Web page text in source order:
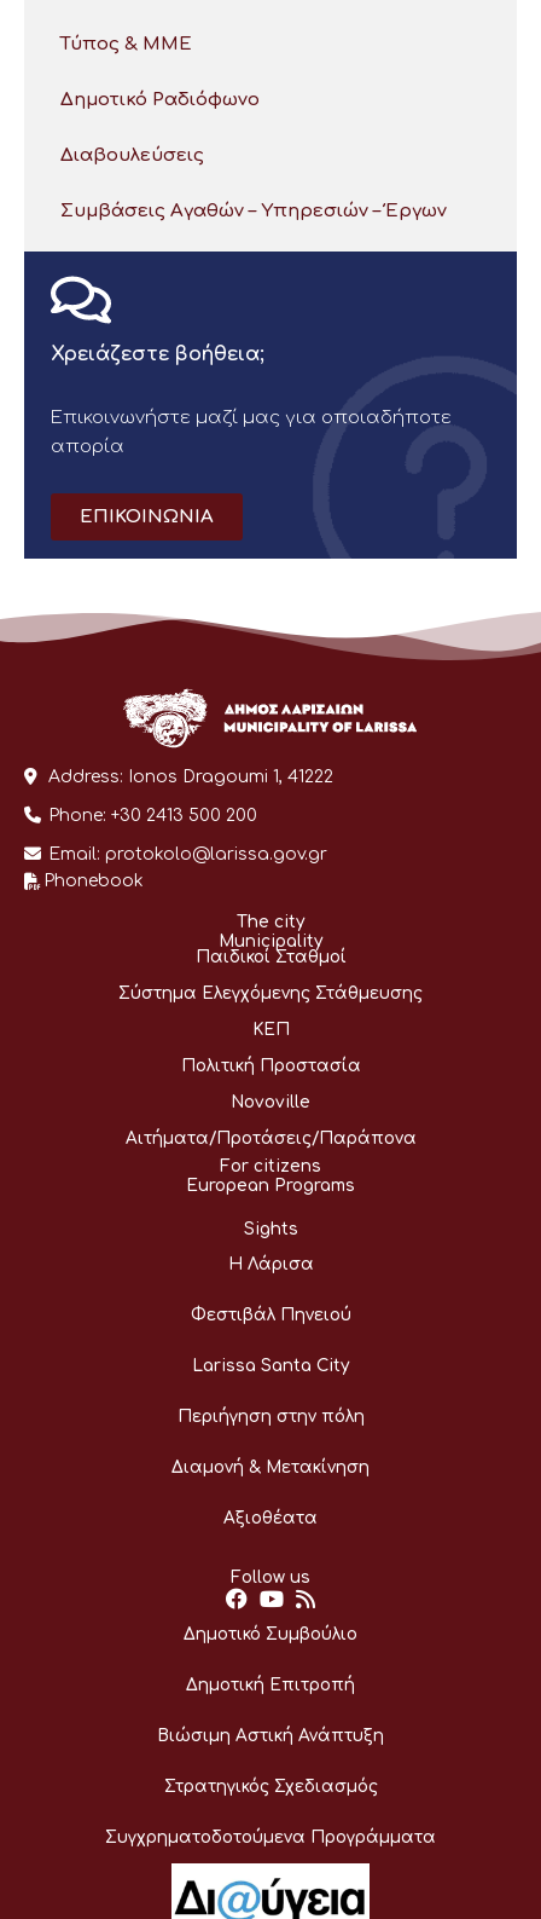
Τύπος & ΜΜΕ
Δημοτικό Ραδιόφωνο
Διαβουλεύσεις
Συμβάσεις Αγαθών – Υπηρεσιών – Έργων
Χρειάζεστε βοήθεια;
Επικοινωνήστε μαζί μας για οποιαδήποτε
απορία
ΕΠΙΚΟΙΝΩΝΙΑ
Address: Ionos Dragoumi 1, 41222
Phone: +30 2413 500 200
Email: protokolo@larissa.gov.gr
Phonebook
The city
Municipality
Παιδικοί Σταθμοί
Σύστημα Ελεγχόμενης Στάθμευσης
ΚΕΠ
Πολιτική Προστασία
Novoville
Αιτήματα/Προτάσεις/Παράπονα
For citizens
European Programs
Sights
Η Λάρισα
Φεστιβάλ Πηνειού
Larissa Santa City
Περιήγηση στην πόλη
Διαμονή & Μετακίνηση
Αξιοθέατα
Follow us
Δημοτικό Συμβούλιο
Δημοτική Επιτροπή
Βιώσιμη Αστική Ανάπτυξη
Στρατηγικός Σχεδιασμός
Συγχρηματοδοτούμενα Προγράμματα